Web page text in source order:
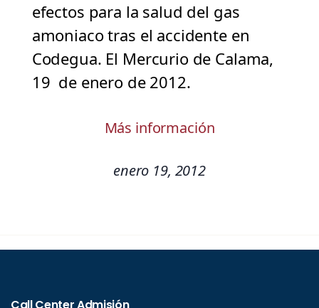
efectos para la salud del gas
amoniaco tras el accidente en
Codegua. El Mercurio de Calama,
19 de enero de 2012.
Más información
enero 19, 2012